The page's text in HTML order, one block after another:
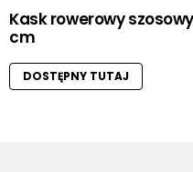
Kask rowerowy
cm
DOSTĘPNY TUTAJ